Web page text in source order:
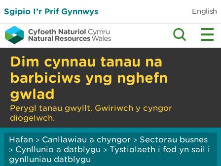
Sgipio I’r Prif Gynnwys English
Dim cynnau tanau na
barbiciws yng nghefn
gwlad
Perygl tanau gwyllt. Gwiriwch y cyngor
diogelwch.
Hafan > Canllawiau a chyngor > Sectorau busnes
> Cynllunio a datblygu > Tystiolaeth i fod yn sail i
gynlluniau datblygu